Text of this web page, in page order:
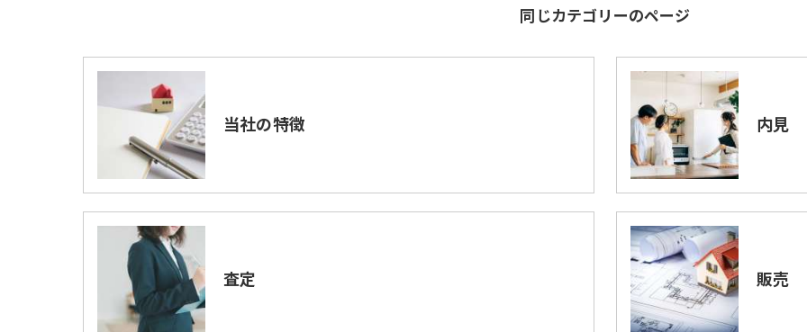
同じカテゴリーのページ
当社の特徴 内見
査定 販売